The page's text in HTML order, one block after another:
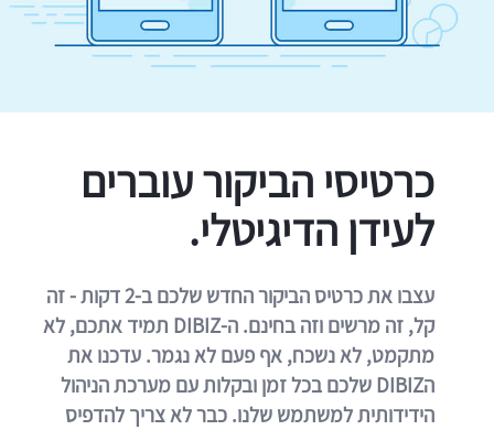
כרטיסי הביקור עוברים
לעידן הדיגיטלי.
עצבו את כרטיס הביקור החדש שלכם ב-2 דקות - זה
קל, זה מרשים וזה בחינם. ה-DIBIZ תמיד אתכם, לא
מתקמט, לא נשכח, אף פעם לא נגמר. עדכנו את
הDIBIZ שלכם בכל זמן ובקלות עם מערכת הניהול
הידידותית למשתמש שלנו. כבר לא צריך להדפיס